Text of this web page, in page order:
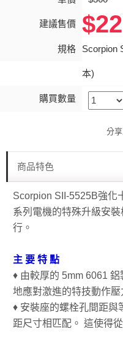
建議售價
規格 Scorpion
本)
購買數量
分
商品特色
Scorpion SII-5525B強化
系列電機的特殊升級安
行。
主 要 特 點
♦ 由較厚的 5mm 6061
地應對激進的特技動作壓
♦ 安裝座的螺栓孔間距與
距尺寸相匹配。 這使得